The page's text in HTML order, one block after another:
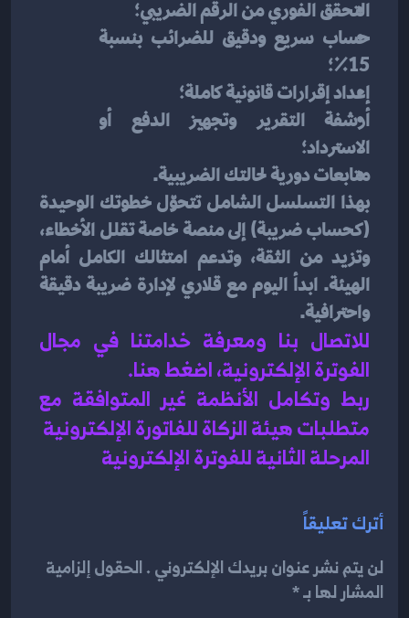
التحقق الفوري من الرقم الضريبي؛
حساب سريع ودقيق للضرائب بنسبة
15٪؛
إعداد إقرارات قانونية كاملة؛
الاسترداد؛
متابعات دورية لحالتك الضريبية.
واحترافية.
الفوترة الإلكترونية، اضغط هنا.
متطلبات هيئة الزكاة للفاتورة الإلكترونية
المرحلة الثانية للفوترة الإلكترونية
أترك تعليقاً
لن يتم نشر عنوان بريدك الإلكتروني . الحقول إلزامية
المشار لها بـ *